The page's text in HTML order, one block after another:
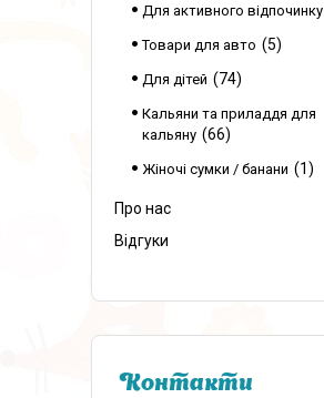
Для активного відпочинку
Товари для авто 5
Для дітей 74
Кальяни та приладдя для
кальяну
66
Жіночі сумки / банани 1
Про нас
Відгуки
Контакти